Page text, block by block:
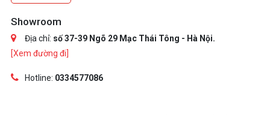
Showroom
Địa chỉ: số 37-39 Ngõ 29 Mạc Thái Tông - Hà Nội.
[Xem đường đi]
Hotline: 0334577086